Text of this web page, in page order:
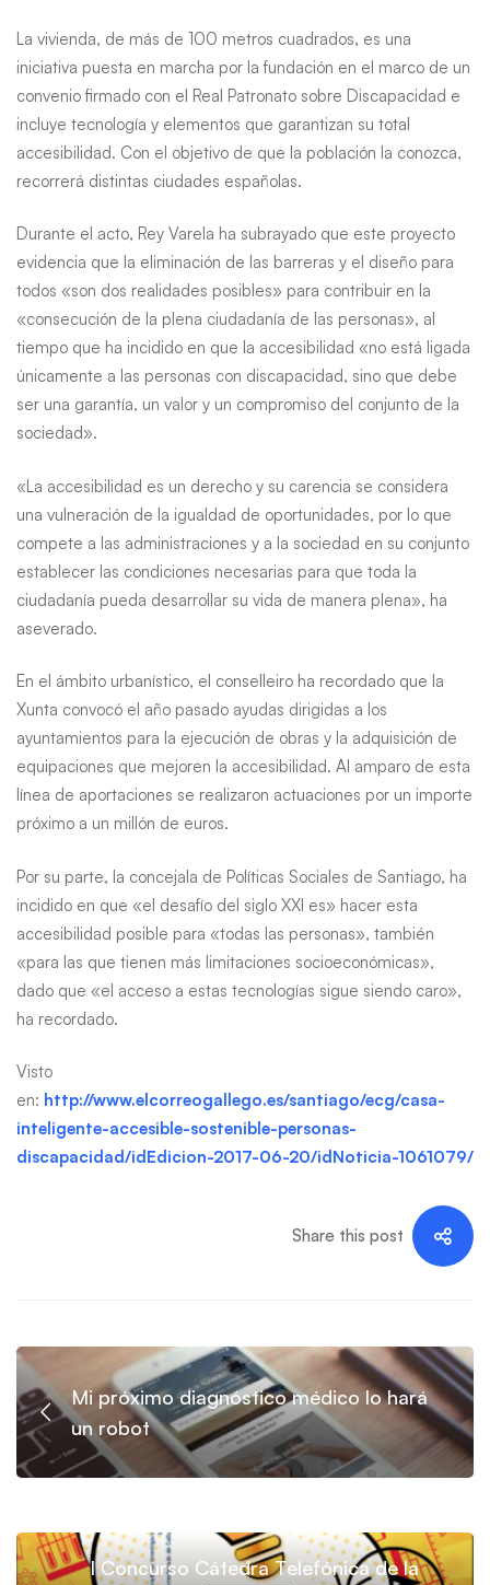
La vivienda, de más de 100 metros cuadrados, es una
iniciativa puesta en marcha por la fundación en el marco de un
convenio firmado con el Real Patronato sobre Discapacidad e
incluye tecnología y elementos que garantizan su total
accesibilidad. Con el objetivo de que la población la conozca,
recorrerá distintas ciudades españolas.
Durante el acto, Rey Varela ha subrayado que este proyecto
evidencia que la eliminación de las barreras y el diseño para
todos «son dos realidades posibles» para contribuir en la
«consecución de la plena ciudadanía de las personas», al
tiempo que ha incidido en que la accesibilidad «no está ligada
únicamente a las personas con discapacidad, sino que debe
ser una garantía, un valor y un compromiso del conjunto de la
sociedad».
«La accesibilidad es un derecho y su carencia se considera
una vulneración de la igualdad de oportunidades, por lo que
compete a las administraciones y a la sociedad en su conjunto
establecer las condiciones necesarias para que toda la
ciudadanía pueda desarrollar su vida de manera plena», ha
aseverado.
En el ámbito urbanístico, el conselleiro ha recordado que la
Xunta convocó el año pasado ayudas dirigidas a los
ayuntamientos para la ejecución de obras y la adquisición de
equipaciones que mejoren la accesibilidad. Al amparo de esta
línea de aportaciones se realizaron actuaciones por un importe
próximo a un millón de euros.
Por su parte, la concejala de Políticas Sociales de Santiago, ha
incidido en que «el desafío del siglo XXI es» hacer esta
accesibilidad posible para «todas las personas», también
«para las que tienen más limitaciones socioeconómicas»,
dado que «el acceso a estas tecnologías sigue siendo caro»,
ha recordado.
Visto
en: http://www.elcorreogallego.es/santiago/ecg/casa-
inteligente-accesible-sostenible-personas-
discapacidad/idEdicion-2017-06-20/idNoticia-1061079/
Share this post
Mi próximo diagnóstico médico lo hará
un robot
I Concurso Cátedra Telefónica de la